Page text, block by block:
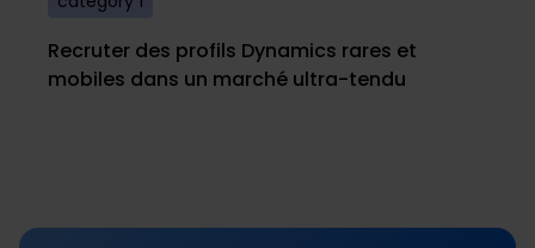
Recruter des profils Dynamics rares et
mobiles dans un marché ultra-tendu